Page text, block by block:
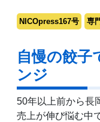
NICOpress167号 専
自慢の餃子
ンジ
50年以上前から長
売上が伸び悩む中